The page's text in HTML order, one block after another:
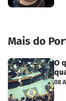
Mais do
O
08